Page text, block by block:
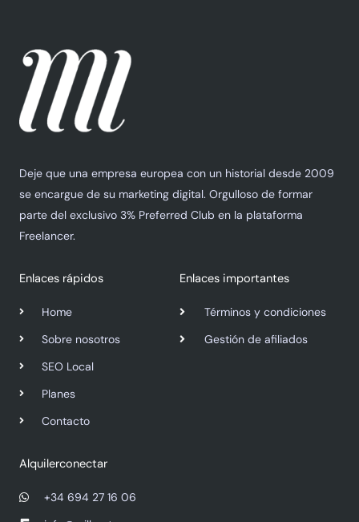
Deje que una empresa europea con un historial desde 2009
se encargue de su marketing digital. Orgulloso de formar
parte del exclusivo 3% Preferred Club en la plataforma
Freelancer.
Enlaces rápidos
Home
Sobre nosotros
SEO Local
Planes
Contacto
Enlaces importantes
Términos y condiciones
Gestión de afiliados
Alquilerconectar
+34 694 27 16 06